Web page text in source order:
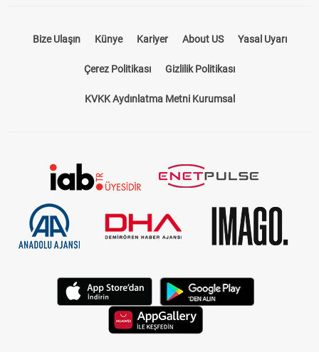
Bize Ulaşın Künye Kariyer About US Yasal Uyarı
Çerez Politikası Gizlilik Politikası
KVKK Aydınlatma Metni Kurumsal